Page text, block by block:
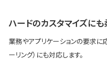
ハードのカスタマイズに
業務やアプリケーションの要求に
ーリング）にも対応します。